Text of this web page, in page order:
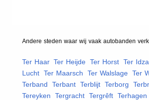
Andere steden waar wij vaak autobanden
Ter Haar, Ter Heijde Ter Horst Ter
Lucht Ter Maarsch Ter Walslage Ter
Terband
Terbant Terblijt Terborg
Tereyken
Tergracht Tergrêft Terhagen